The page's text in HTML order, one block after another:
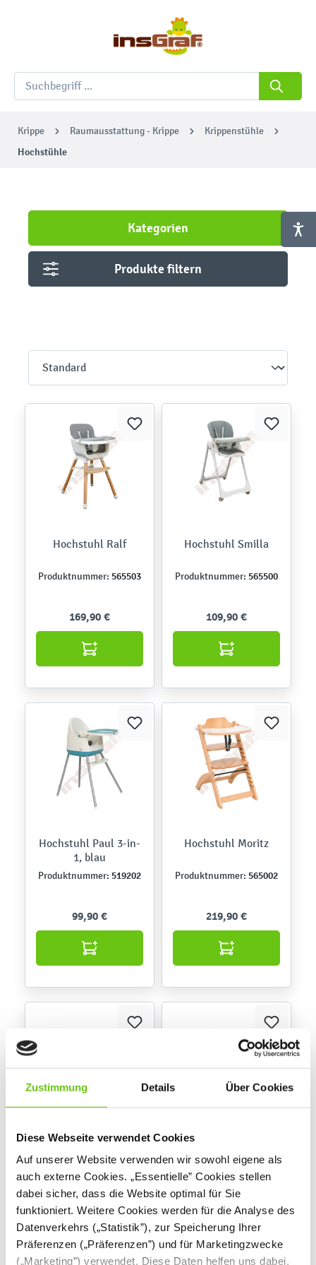
Zustimmung Details Über Cookies
Diese Webseite verwendet Cookies
Auf unserer Website verwenden wir sowohl eigene als
auch externe Cookies. „Essentielle” Cookies stellen
dabei sicher, dass die Website optimal für Sie
funktioniert. Weitere Cookies werden für die Analyse des
Datenverkehrs („Statistik”), zur Speicherung Ihrer
Präferenzen („Präferenzen”) und für Marketingzwecke
(„Marketing”) verwendet. Diese Daten helfen uns dabei,
Krippe Raumausstattung - Krippe Krippenstühle
Hochstühle
Kategorien
Produkte filtern
Hochstuhl Ralf
Produktnummer: 565503
169,90 €
Hochstuhl Smilla
Produktnummer: 565500
109,90 €
Hochstuhl Paul 3-in-
1, blau
Produktnummer: 519202
99,90 €
Hochstuhl Moritz
Produktnummer: 565002
219,90 €
Hochbank
Produktnummer:100953
479,90 €
Hochstuhl Lilo
Produktnummer:565504
39,90 €